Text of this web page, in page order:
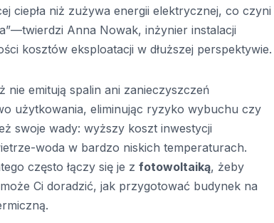
ciepła niż zużywa energii elektrycznej, co czyni
Anna Nowak, inżynier instalacji
kosztów eksploatacji w dłuższej perspektywie.
nie emitują spalin ani zanieczyszczeń
użytkowania, eliminując ryzyko wybuchu czy
swoje wady: wyższy koszt inwestycji
woda w bardzo niskich temperaturach.
często łączy się je z fotowoltaiką, żeby
Ci doradzić, jak przygotować budynek na